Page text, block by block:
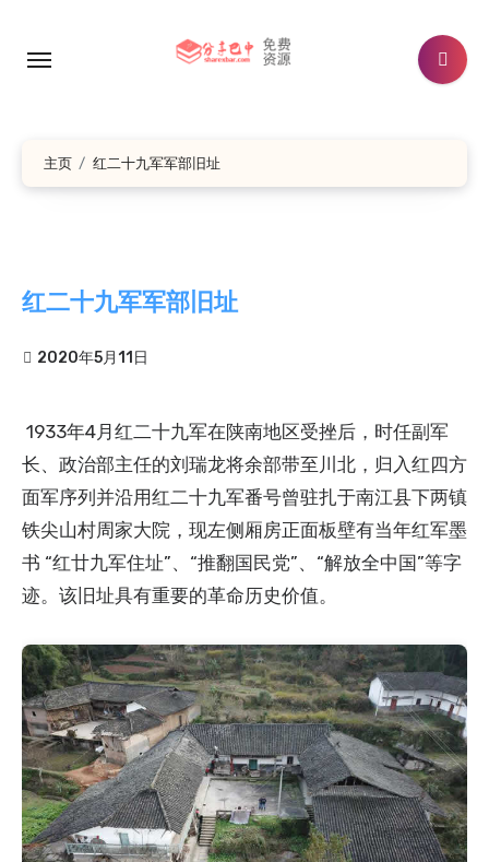
主页 红二十九军军部旧址
红二十九军军部旧址
2020年5月11日
1933年4月红二十九军在陕南地区受挫后，时任副军
长、政治部主任的刘瑞龙将余部带至川北，归入红四方
面军序列并沿用红二十九军番号曾驻扎于南江县下两镇
铁尖山村周家大院，现左侧厢房正面板壁有当年红军墨
书 “红廿九军住址”、“推翻国民党”、“解放全中国”等字
迹。该旧址具有重要的革命历史价值。